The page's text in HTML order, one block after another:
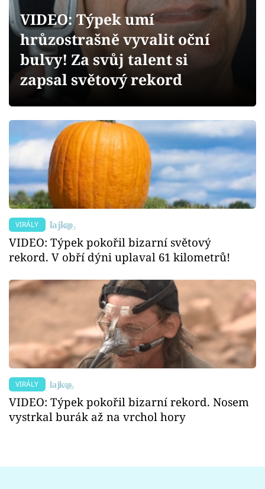
Videa
Sledujte prima+
Sledujte nás
VIDEO: Týpek umí
hrůzostrašně vyvalit oční
bulvy! Za svůj talent si
zapsal světový rekord
VIRÁLY
VIDEO: Týpek pokořil bizarní světový
rekord. V obří dýni uplaval 61 kilometrů!
VIRÁLY
VIDEO: Týpek pokořil bizarní rekord. Nosem
vystrkal burák až na vrchol hory